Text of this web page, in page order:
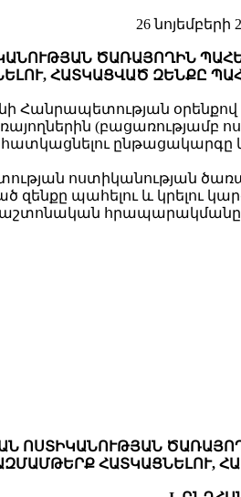
26 նոյեմբերի
ԾԱՌԱՅՈՂԻՆ
ՀԱՏԿԱՑՎԱԾ ԶԵՆՔԸ
Հանրապետության
(բացառությամբ
հատկացնելու
ոստիկանության
պահելու և կրելու
պաշտոնական
ՈՍՏԻԿԱՆՈՒԹՅԱՆ
ՀԱՏԿԱՑՆԵԼՈՒ,